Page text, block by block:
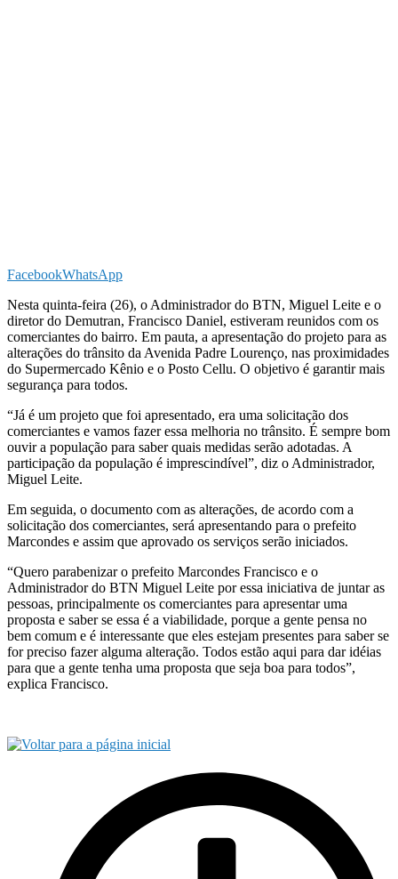
FacebookWhatsApp
Nesta quinta-feira (26), o Administrador do BTN, Miguel Leite e o
diretor do Demutran, Francisco Daniel, estiveram reunidos com os
comerciantes do bairro. Em pauta, a apresentação do projeto para as
alterações do trânsito da Avenida Padre Lourenço, nas proximidades
do Supermercado Kênio e o Posto Cellu. O objetivo é garantir mais
segurança para todos.
“Já é um projeto que foi apresentado, era uma solicitação dos
comerciantes e vamos fazer essa melhoria no trânsito. É sempre bom
ouvir a população para saber quais medidas serão adotadas. A
participação da população é imprescindível”, diz o Administrador,
Miguel Leite.
Em seguida, o documento com as alterações, de acordo com a
solicitação dos comerciantes, será apresentando para o prefeito
Marcondes e assim que aprovado os serviços serão iniciados.
“Quero parabenizar o prefeito Marcondes Francisco e o
Administrador do BTN Miguel Leite por essa iniciativa de juntar as
pessoas, principalmente os comerciantes para apresentar uma
proposta e saber se essa é a viabilidade, porque a gente pensa no
bem comum e é interessante que eles estejam presentes para saber se
for preciso fazer alguma alteração. Todos estão aqui para dar idéias
para que a gente tenha uma proposta que seja boa para todos”,
explica Francisco.